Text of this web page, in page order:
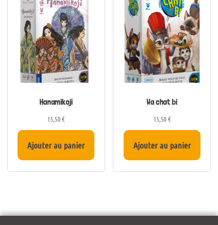
Hanamikoji
15,50€
Ajouter au panier
Wa chat bi
15,50€
Ajouter au panier